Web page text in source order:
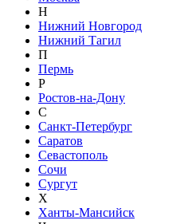
Н
Нижний Новгород
Нижний Тагил
П
Пермь
Р
Ростов-на-Дону
С
Санкт-Петербург
Саратов
Севастополь
Сочи
Сургут
Х
Ханты-Мансийск